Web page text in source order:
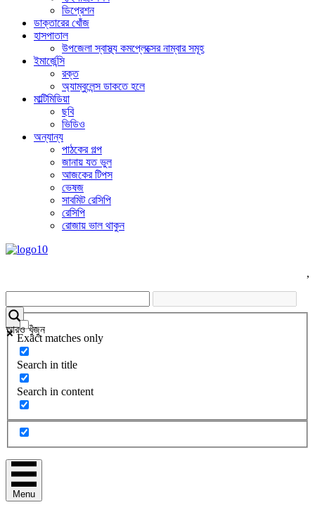
ডিপ্রেশন
ডাক্তারের খোঁজ
হাসপাতাল
উপজেলা স্বাস্থ্য কমপ্লেক্সের নাম্বার সমূহ
ইমার্জেন্সি
রক্ত
অ্যাম্বুলেন্স ডাকতে হলে
মাল্টিমিডিয়া
ছবি
ভিডিও
অন্যান্য
পাঠকের গল্প
জানায় যত ভুল
আজকের টিপস
ভেষজ
সাবমিট রেসিপি
রেসিপি
রোজায় ভাল থাকুন
,
আরও খুঁজুন
Exact matches only
Search in title
Search in content
Menu